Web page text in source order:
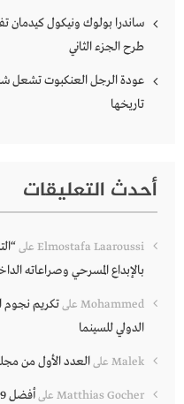
طرح الجزء الثاني
عودة الرجل العنكبوت تشعل
تاريخها
أحدث التعليقات
Elmostafa Laaroussi على
بالإبداع المسرحي وصراعاته
Mohammed علىتكريم نجوم
الدولي للسينما
Malek علىالعدد الأول من
Matthias Gocher على